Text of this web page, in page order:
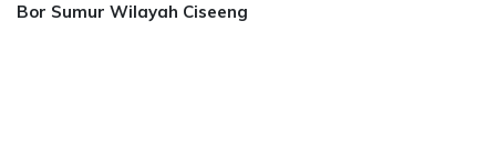
Bor Sumur Wilayah Ciseeng